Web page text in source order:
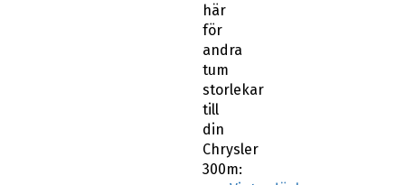
här
för
andra
tum
storlekar
till
din
Chrysler
300m: